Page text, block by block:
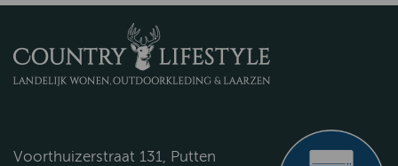
Voorthuizerstraat 131, Putten